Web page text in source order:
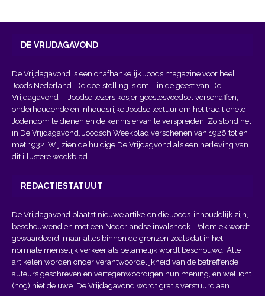
DE VRIJDAGAVOND
De Vrijdagavond is een onafhankelijk Joods magazine voor heel
Joods Nederland. De doelstelling is om – in de geest van De
Vrijdagavond – Joodse lezers kosjer geestesvoedsel verschaffen,
onderhoudende en inhoudsrijke Joodse lectuur om het traditionele
Jodendom te dienen en de kennis ervan te verspreiden. Zo stond het
in De Vrijdagavond, Joodsch Weekblad verschenen van 1926 tot en
met 1932. Wij zien de huidige De Vrijdagvond als een herleving van
dit illustere weekblad.
REDACTIESTATUUT
De Vrijdagavond plaatst nieuwe artikelen die Joods-inhoudelijk zijn,
beschouwend en met een Nederlandse invalshoek. Polemiek wordt
gewaardeerd, maar alles binnen de grenzen zoals dat in het
normale menselijk verkeer als betamelijk wordt beschouwd. Alle
artikelen worden onder verantwoordelijkheid van de betreffende
auteurs geschreven en vertegenwoordigen hun mening, en wellicht
(nog) niet de uwe. De Vrijdagavond wordt gratis verstuurd aan